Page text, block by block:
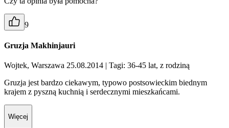
9
Gruzja Makhinjauri
Wojtek, Warszawa 25.08.2014 | Tagi: 36-45 lat, z rodziną
Gruzja jest bardzo ciekawym, typowo postsowieckim biednym
krajem z pyszną kuchnią i serdecznymi mieszkańcami.
Więcej